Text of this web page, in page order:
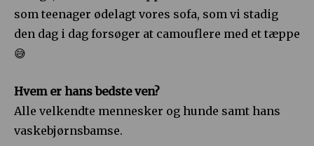
som teenager ødelagt vores sofa, som vi stadig
den dag i dag forsøger at camouflere med et tæppe
😅
Hvem er hans bedste ven?
Alle velkendte mennesker og hunde samt hans
vaskebjørnsbamse.